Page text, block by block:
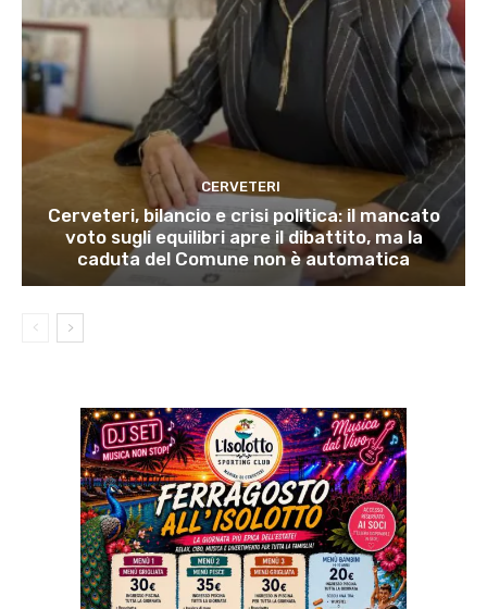
CERVETERI
Cerveteri, bilancio e crisi politica: il mancato
voto sugli equilibri apre il dibattito, ma la
caduta del Comune non è automatica